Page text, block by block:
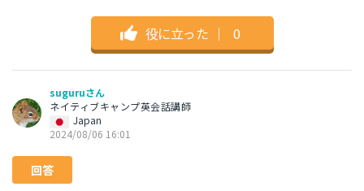
役に立った ｜ 0
suguruさん
ネイティブキャンプ英会話講師
Japan
2024/08/06 16:01
回答